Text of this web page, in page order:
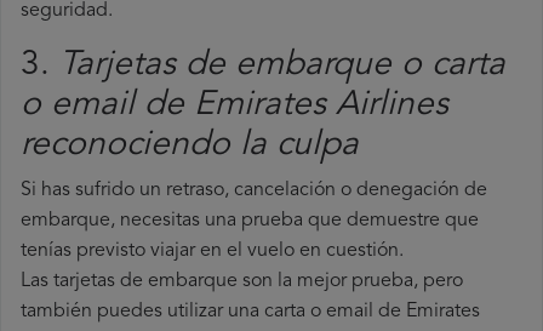
seguridad.
3.
Tarjetas de embarque o carta
o email de Emirates Airlines
reconociendo la culpa
Si has sufrido un retraso, cancelación o denegación de
embarque, necesitas una prueba que demuestre que
tenías previsto viajar en el vuelo en cuestión.
Las tarjetas de embarque son la mejor prueba, pero
también puedes utilizar una carta o email de Emirates